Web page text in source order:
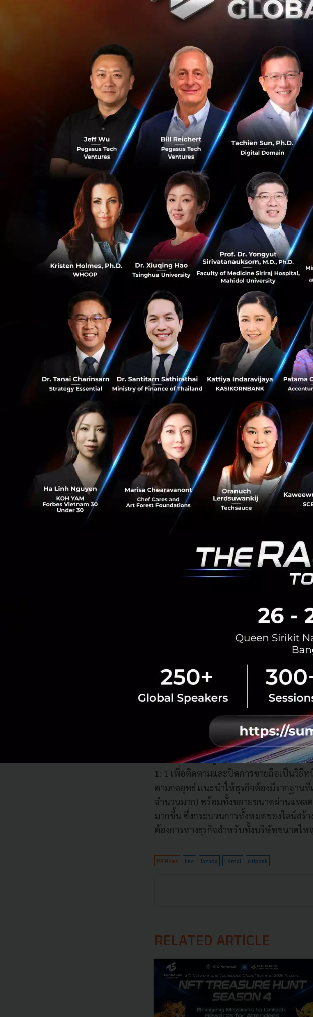
0
7
ไม่ต้องกังวลว่าจะต้องประสบกับวิกฤติทาง
เทคโนโลยีใด ๆ ก็ตามในอนาคต ซิตี้แบง
นอกจากนี้ซิตี้แบงก์ได้ร่วมมือกับพันธมิตรชั้
(LINE) หรือ แกรป (Grab) เพื่อมอบข้อเส
กับความปลอดภัยของระบบดิจิทัลและเร่งก
สะดวกที่สุดสำหรับลูกค้าทุกคน นอกจากนี้
จัดโรดโชว์ในองค์กร โดยสิ่งนี้จะช่วยให้ขั
เป็นดิจิทัลมากขึ้นในอนาคต”
คุณญาดา ศาสตรสาธิต ผู้อำนวยการฝ่ายก
เผชิญอยู่นี้ไม่เคยเกิดขึ้นมาก่อน และนำไป
ซึ่ง ลอรีอัล ถือว่าอยู่ในกลุ่มธุรกิจที่ให้ความ
ต่อกับผู้บริโภคทั้งในช่องทางออนไลน์และ
ต่างให้กับผู้บริโภคชาวไทย
โดยในช่วงล็อคดาวน์ ลอรีอัลได้เห็นการเ
อย่างยิ่งการบริโภคเพื่อความงาม ผู้บริโภ
ด้านความงามลอรีอัลจึงได้ริเริ่มแคมเปญ
ออฟไลน์ โดยใช้ความเชี่ยวชาญในสื่อดิจิทั
นอกจากนี้ยังหารือร่วมกับกับกรมอนามัยเ
สุขอนามัยเพื่อปกป้องตนเองและผู้บริโภคอี
คุณภารดี สินธวณรงค์ ประธานเจ้าหน้าที่บริ
“พฤติกรรมการช็อปปิ้งของผู้บริโภคเปลี่ย
ใหญ่ และการช็อปปิ้งออนไลน์ได้กลายมา
มีนาคม ลาซาด้าได้เห็นผู้ซื้อรายใหม่หลาย
รายใหม่เพิ่มขึ้นมากกว่า 75% ตัวชี้วัดกา
มาจากจำนวนรายได้ของทั้งผู้ซื้อและผู้ขา
ซื้อประหยัดเงินมากขึ้น บริษัท ยังได้เปิดตัว
น้อย 90,000 รายทั่วประเทศสามารถฝ่าวิก
ปัจจุบันอีคอมเมิร์ซถือเป็นช่องทางสำคัญส
ซาด้ามีความยินดีที่จะเห็นร้านค้าออฟไลน์
และผ่อนคลายลง แล้วก็มีความยินดีที่ได้เ
แข็งแกร่ง ซึ่งหมายความว่าหลายธุรกิจสาม
รายได้ที่ยืดหยุ่นมากขึ้นต่อภาวะเศรษฐกิ
ของเราอย่างต่อเนื่อง โดยช่วยผลักดันยอ
จนการแสดงให้เห็นถึงความมุ่งมั่นในกา
ด้าน คุณกฤษณะ งามสม หัวหน้าฝ่ายธุรกิจโ
เนื่องจากไลน์เป็นบริษัทด้านเทคโนโลยี ท
หรือแนวทางแก้ไขใหม่ ดังนั้นต้องมั่นใจว่าที
ไม่มีปัญหาด้านการสื่อสารระหว่างกัน ส่วน
ลูกค้าของเราก็ Work From Home เช่นกั
ทางการบริหารที่ช่วยให้ลูกค้าสามารถดำ
ให้ข้อมูลและสื่อสารกับลูกค้าให้มากขึ้น ใ
ของการที่ไม่พบเจอกัน
อีกทั้งในช่วงสถานการณ์โควิด -19 ธุรกิจข
มีรายการที่น่าสนใจคือ MyShop, In-LINE
บริษัทขนาดใหญ่มักจะทดลองวิธีใหม่ในกา
1: 1 เพื่อติดตามและปิดการขายถือเป็นวิธี
ตามกลยุทธ์ แนะนำให้ธุรกิจต้องมีรากฐาน
จำนวนมาก) พร้อมทั้งขยายขนาดผ่านแพ
มากขึ้น ซึ่งกระบวนการทั้งหมดของไลน์ส
ต้องการทางธุรกิจสำหรับทั้งบริษัทขนาดให
PR News line lazada Loreal citibank
RELATED ARTICLE